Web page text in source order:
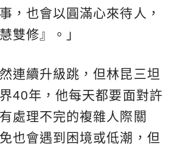
，也會以圓滿心來待人，
雙修』。」
連續升級跳，但林昆三坦
40年，他每天都要面對許
處理不完的複雜人際關
也會遇到困境或低潮，但